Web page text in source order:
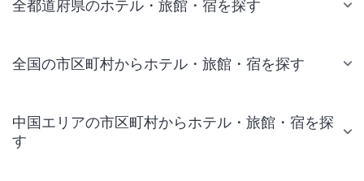
全都道府県のホテル・旅館・宿を探す
全国の市区町村からホテル・旅館・宿を探す
中国エリアの市区町村からホテル・旅館・宿を探
す